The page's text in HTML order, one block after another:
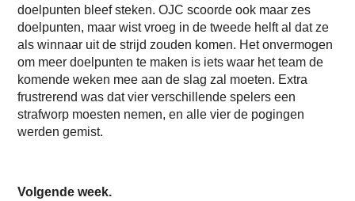
doelpunten bleef steken. OJC scoorde ook maar zes
doelpunten, maar wist vroeg in de tweede helft al dat ze
als winnaar uit de strijd zouden komen. Het onvermogen
om meer doelpunten te maken is iets waar het team de
komende weken mee aan de slag zal moeten. Extra
frustrerend was dat vier verschillende spelers een
strafworp moesten nemen, en alle vier de pogingen
werden gemist.
Volgende week.